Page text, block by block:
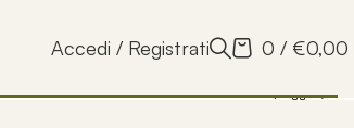
Accedi / Registrati 0 / €0,00